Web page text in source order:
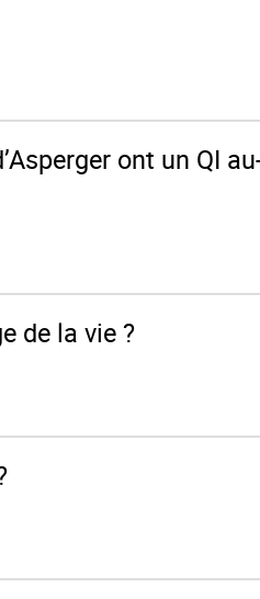
ont un QI
de la vie ?